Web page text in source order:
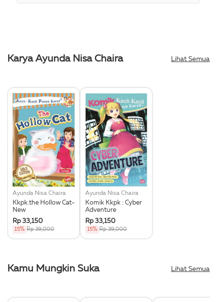
Karya Ayunda Nisa Chaira Lihat Semua
Ayunda Nisa Chaira
Kkpk.the Hollow Cat-
New
Rp 33,150
15% Rp 39,000
Ayunda Nisa Chaira
Komik Kkpk : Cyber
Adventure
Rp 33,150
15% Rp 39,000
Kamu Mungkin Suka Lihat Semua